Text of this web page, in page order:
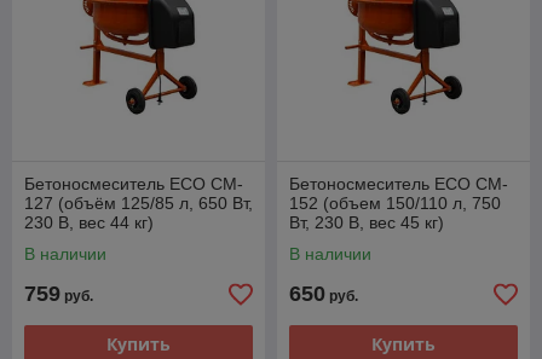
Бетоносмеситель ECO CM-
127 (объём 125/85 л, 650 Вт,
230 В, вес 44 кг)
В наличии
759 руб.
Купить
Бетоносмеситель ECO CM-
152 (объем 150/110 л, 750
Вт, 230 В, вес 45 кг)
В наличии
650 руб.
Купить